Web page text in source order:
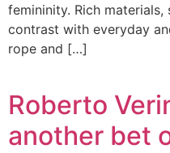
femininity. Rich
contrast with everyday
rope and […]
Roberto
another bet